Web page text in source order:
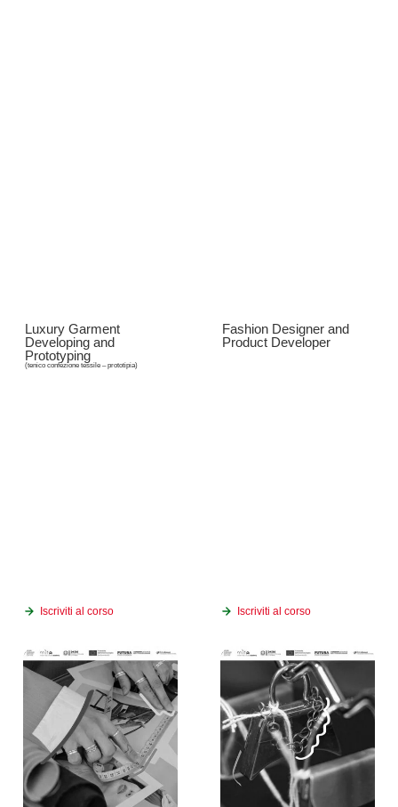
Luxury Garment
Developing and
Prototyping
(tenico confezione tessile – prototipia)
Iscriviti al corso
Fashion Designer and
Product Developer
Iscriviti al corso